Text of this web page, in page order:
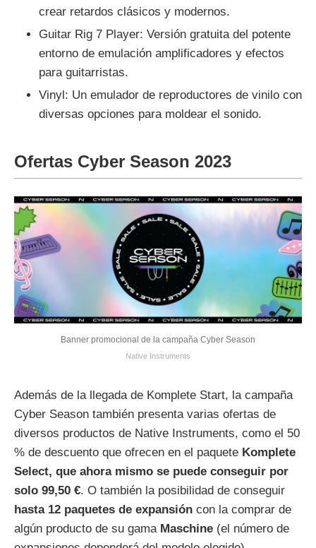
crear retardos clásicos y modernos.
Guitar Rig 7 Player: Versión gratuita del potente
entorno de emulación amplificadores y efectos
para guitarristas.
Vinyl: Un emulador de reproductores de vinilo con
diversas opciones para moldear el sonido.
Ofertas Cyber Season 2023
Banner promocional de la campaña Cyber Season
Native Instruments
Además de la llegada de Komplete Start, la campaña
Cyber Season también presenta varias ofertas de
diversos productos de Native Instruments, como el 50
% de descuento que ofrecen en el paquete Komplete
Select, que ahora mismo se puede conseguir por
solo 99,50 €. O también la posibilidad de conseguir
hasta 12 paquetes de expansión con la comprar de
algún producto de su gama Maschine (el número de